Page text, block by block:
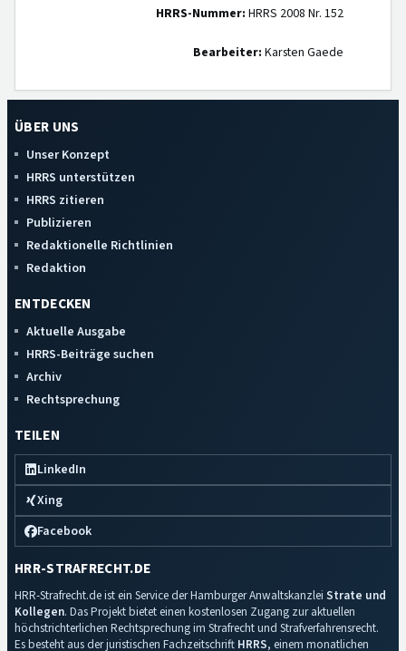
HRRS-Nummer: HRRS 2008 Nr. 152
Bearbeiter: Karsten Gaede
ÜBER UNS
Unser Konzept
HRRS unterstützen
HRRS zitieren
Publizieren
Redaktionelle Richtlinien
Redaktion
ENTDECKEN
Aktuelle Ausgabe
HRRS-Beiträge suchen
Archiv
Rechtsprechung
TEILEN
LinkedIn
Xing
Facebook
HRR-STRAFRECHT.DE
HRR-Strafrecht.de ist ein Service der Hamburger Anwaltskanzlei Strate und
Kollegen. Das Projekt bietet einen kostenlosen Zugang zur aktuellen
höchstrichterlichen Rechtsprechung im Strafrecht und Strafverfahrensrecht.
Es besteht aus der juristischen Fachzeitschrift HRRS, einem monatlichen